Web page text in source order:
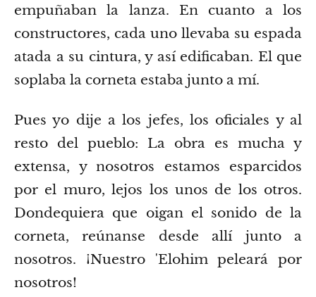
empuñaban la lanza. En cuanto a los
constructores, cada uno llevaba su espada
atada a su cintura, y así edificaban. El que
soplaba la corneta estaba junto a mí.
Pues yo dije a los jefes, los oficiales y al
resto del pueblo: La obra es mucha y
extensa, y nosotros estamos esparcidos
por el muro, lejos los unos de los otros.
Dondequiera que oigan el sonido de la
corneta, reúnanse desde allí junto a
nosotros. ¡Nuestro ʼElohim peleará por
nosotros!